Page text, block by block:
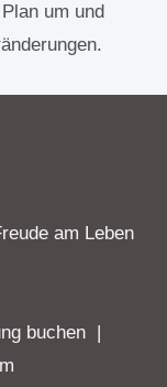
um und
am Leben
buchen |